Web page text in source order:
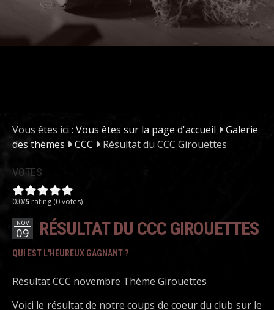
Vous êtes ici : Vous êtes sur la page d'accueil
Galerie
des thèmes
CCC Résultat du CCC Girouettes
VOTES
0.0/5 rating (0 votes)
NOV
09 RÉSULTAT DU CCC GIROUETTES
QUI EST L'HEUREUX GAGNANT ?
Résultat CCC novembre Thème Girouettes
Voici le résultat de notre coups de coeur du club sur le